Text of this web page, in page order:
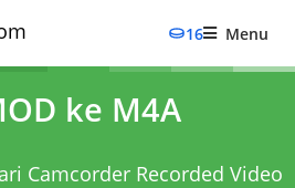
16 Menu
ke M4A
Camcorder Recorded Video